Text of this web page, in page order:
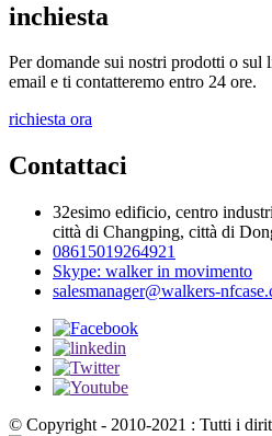
inchiesta
Per domande sui nostri prodotti o sul
email e ti contatteremo entro 24 ore.
richiesta ora
Contattaci
32esimo edificio, centro
città di Changping, città di
08615019264921
Skype: walker in movimento
salesmanager@walkers-
© Copyright - 2010-2021 : Tutti i